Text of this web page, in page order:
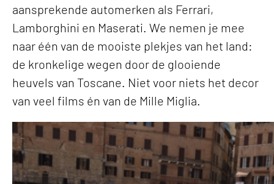
aansprekende automerken als Ferrari,
Lamborghini en Maserati. We nemen je mee
naar één van de mooiste plekjes van het land:
de kronkelige wegen door de glooiende
heuvels van Toscane. Niet voor niets het decor
van veel films én van de Mille Miglia.